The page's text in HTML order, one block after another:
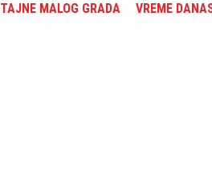
TAJNE MALOG GRADA VREME